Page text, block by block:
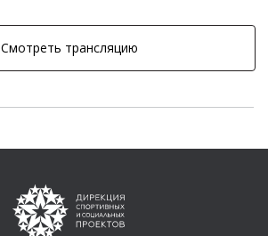
Смотреть трансляцию